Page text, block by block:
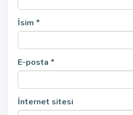
İsim *
E-posta *
İnternet sitesi